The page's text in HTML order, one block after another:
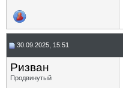
30.09.2025, 15:51
Ризван
Продвинутый